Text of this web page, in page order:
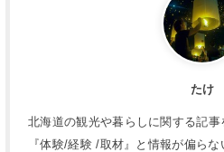
たけ
北海道の観光や暮らしに関する記
『体験/経験 /取材』と情報が偏ら